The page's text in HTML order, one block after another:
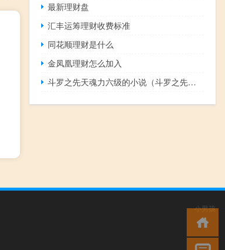
最新理财盘
汇丰运筹理财收费标准
同花顺理财是什么
金凤凰理财怎么加入
斗罗之先天魂力六级的小说（斗罗之先天九十级）
小男孩